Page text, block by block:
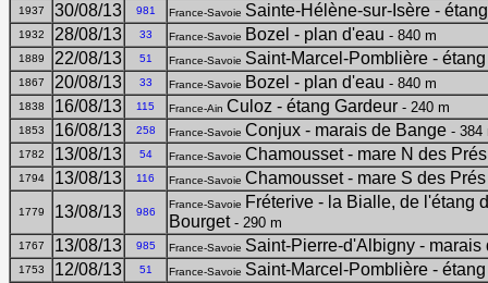
1937 30/08/13 981 France-Savoie Sainte-Hélène-sur-Isère -
1932 28/08/13 33 France-Savoie Bozel - plan d'eau - 840 m
1889 22/08/13 51 France-Savoie Saint-Marcel-Pomblière -
1867 20/08/13 33 France-Savoie Bozel - plan d'eau - 840 m
1838 16/08/13 115 France-Ain Culoz - étang Gardeur - 240 m
1853 16/08/13 258 France-Savoie Conjux - marais de Bange - 384
1782 13/08/13 54 France-Savoie Chamousset - mare N des
1794 13/08/13 116 France-Savoie Chamousset - mare S des
1779 13/08/13 986
France-Savoie Fréterive - la Bialle, de l'étang
Bourget- 290 m
1767 13/08/13 985 France-Savoie Saint-Pierre-d'Albigny - marais
1753 12/08/13 51 France-Savoie Saint-Marcel-Pomblière -